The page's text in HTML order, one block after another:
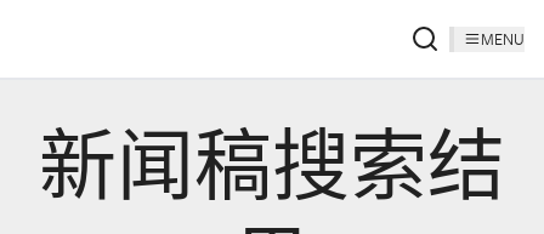
MENU
新闻稿搜索结